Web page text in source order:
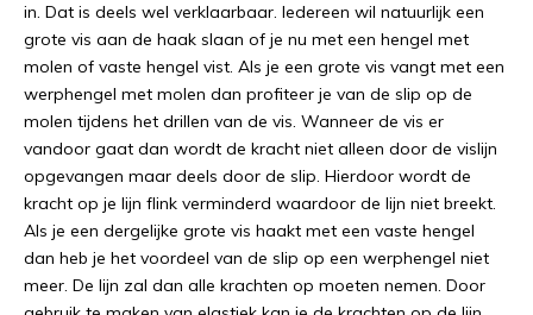
in. Dat is deels wel verklaarbaar. Iedereen wil natuurlijk een
grote vis aan de haak slaan of je nu met een hengel met
molen of vaste hengel vist. Als je een grote vis vangt met een
werphengel met molen dan profiteer je van de slip op de
molen tijdens het drillen van de vis. Wanneer de vis er
vandoor gaat dan wordt de kracht niet alleen door de vislijn
opgevangen maar deels door de slip. Hierdoor wordt de
kracht op je lijn flink verminderd waardoor de lijn niet breekt.
Als je een dergelijke grote vis haakt met een vaste hengel
dan heb je het voordeel van de slip op een werphengel niet
meer. De lijn zal dan alle krachten op moeten nemen. Door